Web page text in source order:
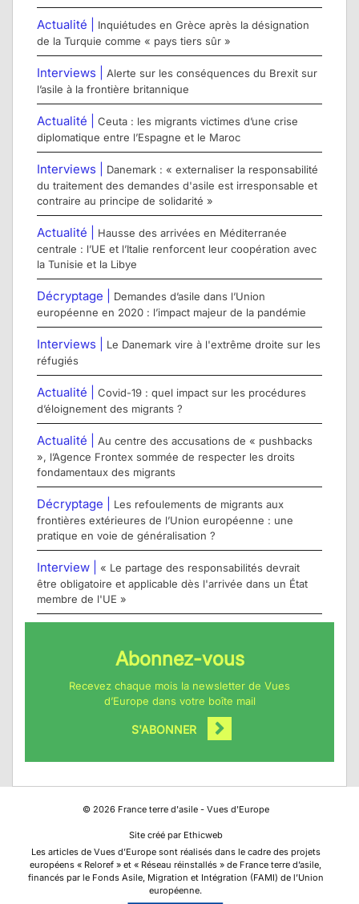
Actualité |
Inquiétudes en Grèce après la désignation
de la Turquie comme « pays tiers sûr »
Interviews | Alerte sur les conséquences du Brexit sur
l’asile à la frontière britannique
Actualité | Ceuta : les migrants victimes d’une crise
diplomatique entre l’Espagne et le Maroc
Interviews |
Danemark : « externaliser la responsabilité
du traitement des demandes d'asile est irresponsable et
contraire au principe de solidarité »
Actualité |
Hausse des arrivées en Méditerranée
centrale : l’UE et l’Italie renforcent leur coopération avec
la Tunisie et la Libye
Décryptage |
Demandes d’asile dans l’Union
européenne en 2020 : l’impact majeur de la pandémie
Interviews |
Le Danemark vire à l'extrême droite sur les
réfugiés
Actualité | Covid-19 : quel impact sur les procédures
d’éloignement des migrants ?
Actualité | Au centre des accusations de « pushbacks
», l’Agence Frontex sommée de respecter les droits
fondamentaux des migrants
Décryptage |
Les refoulements de migrants aux
frontières extérieures de l’Union européenne : une
pratique en voie de généralisation ?
Interview |
« Le partage des responsabilités devrait
être obligatoire et applicable dès l'arrivée dans un État
membre de l'UE »
Abonnez-vous
Recevez chaque mois la newsletter de Vues
d’Europe dans votre boîte mail
S'ABONNER
© 2026France terre d'asile - Vues d'Europe
Site créé par Ethicweb
Les articles de Vues d’Europe sont réalisés dans le cadre des projets
européens « Reloref » et « Réseau réinstallés » de France terre d’asile,
financés par le Fonds Asile, Migration et Intégration (FAMI) de l’Union
européenne.